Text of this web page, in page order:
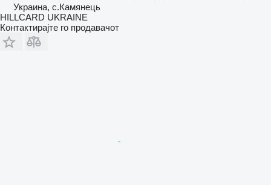
Украина, с.Камянець
HILLCARD UKRAINE
Контактирајте го продавачот